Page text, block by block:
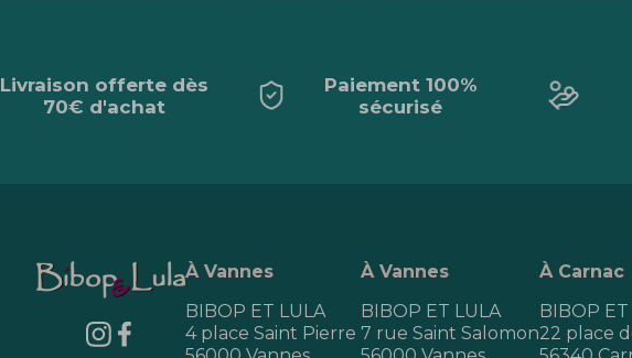
Livraison offerte dès
70€ d'achat
Paiement 100%
sécurisé
À Vannes
BIBOP ET LULA
4 place Saint Pierre
À Vannes
BIBOP ET LULA
7 rue Saint Salomon
À Carnac
BIBOP ET
22 place